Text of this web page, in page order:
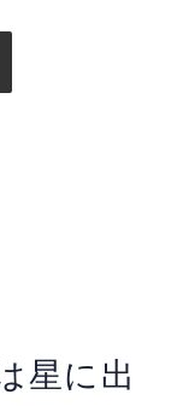
星に出